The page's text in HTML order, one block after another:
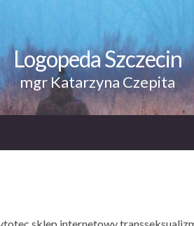
Logopeda Szczecin
mgr Katarzyna Czepita